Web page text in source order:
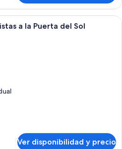
Una cama bien hecha con cabecera
a la Puerta del Sol
Ver disponibilidad y precio